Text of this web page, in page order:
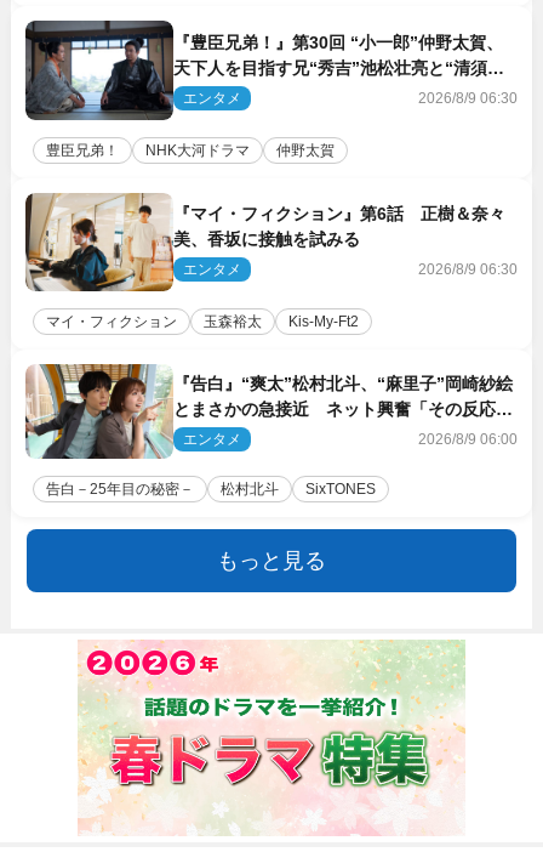
『豊臣兄弟！』第30回 “小一郎”仲野太賀、
天下人を目指す兄“秀吉”池松壮亮と“清須会
議”へ
エンタメ 2026/8/9 06:30
豊臣兄弟！ NHK大河ドラマ 仲野太賀
『マイ・フィクション』第6話 正樹＆奈々
美、香坂に接触を試みる
エンタメ 2026/8/9 06:30
マイ・フィクション 玉森裕太 Kis‐My‐Ft2
『告白』“爽太”松村北斗、“麻里子”岡崎紗絵
とまさかの急接近 ネット興奮「その反応
は」「いいの!?」（ネタバレあり）
エンタメ 2026/8/9 06:00
告白－25年目の秘密－ 松村北斗 SixTONES
もっと見る